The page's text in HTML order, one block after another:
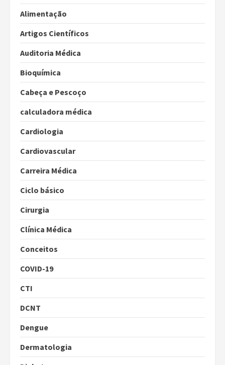
Alimentação
Artigos Científicos
Auditoria Médica
Bioquímica
Cabeça e Pescoço
calculadora médica
Cardiologia
Cardiovascular
Carreira Médica
Ciclo básico
Cirurgia
Clínica Médica
Conceitos
COVID-19
CTI
DCNT
Dengue
Dermatologia